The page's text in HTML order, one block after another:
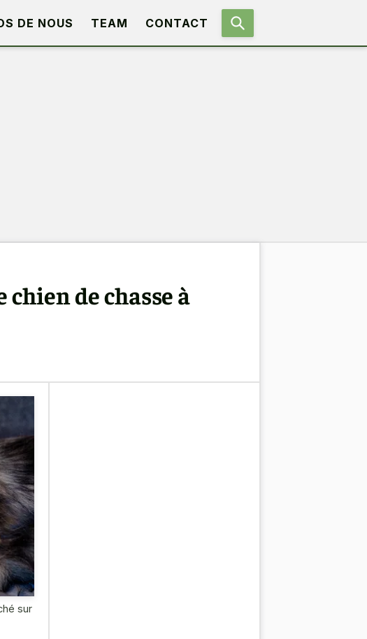
DE NOUS TEAM CONTACT
de chasse à
sur